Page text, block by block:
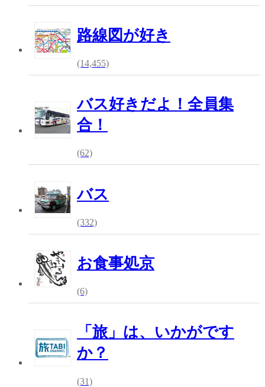
路線図が好き
(14,455)
バス好きだよ！全員集
合！
(62)
バス
(332)
お食事処京
(6)
「旅」は、いかがです
か？
(31)